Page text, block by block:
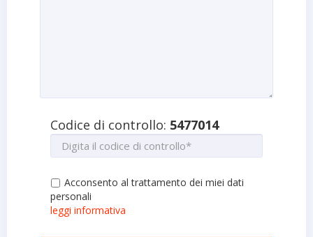
Codice di controllo: 5477014
Acconsento al trattamento dei miei dati
personali
leggi informativa